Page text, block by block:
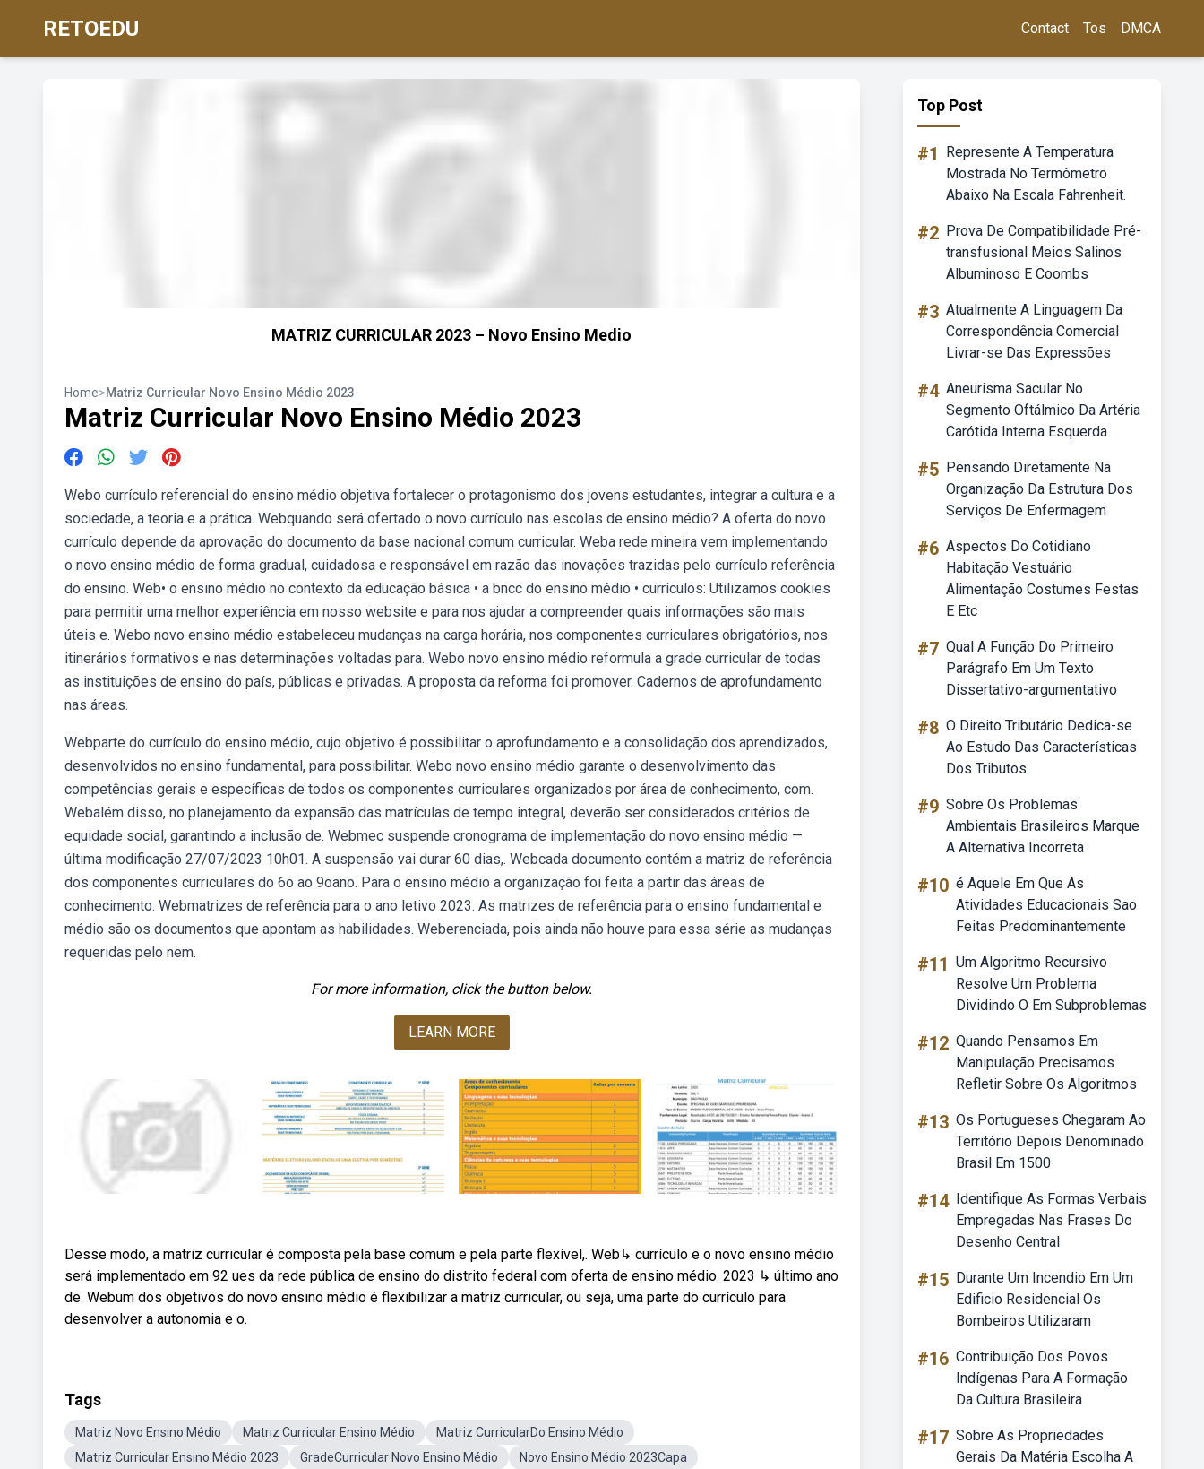
RETOEDU Contact Tos DMCA
MATRIZ CURRICULAR 2023 – Novo Ensino Medio
Home>Matriz Curricular Novo Ensino Médio 2023
Matriz Curricular Novo Ensino Médio 2023
Webo currículo referencial do ensino médio objetiva fortalecer o protagonismo dos jovens estudantes, integrar a cultura e a
sociedade, a teoria e a prática. Webquando será ofertado o novo currículo nas escolas de ensino médio? A oferta do novo
currículo depende da aprovação do documento da base nacional comum curricular. Weba rede mineira vem implementando
o novo ensino médio de forma gradual, cuidadosa e responsável em razão das inovações trazidas pelo currículo referência
do ensino. Web• o ensino médio no contexto da educação básica • a bncc do ensino médio • currículos: Utilizamos cookies
para permitir uma melhor experiência em nosso website e para nos ajudar a compreender quais informações são mais
úteis e. Webo novo ensino médio estabeleceu mudanças na carga horária, nos componentes curriculares obrigatórios, nos
itinerários formativos e nas determinações voltadas para. Webo novo ensino médio reformula a grade curricular de todas
as instituições de ensino do país, públicas e privadas. A proposta da reforma foi promover. Cadernos de aprofundamento
nas áreas.
Webparte do currículo do ensino médio, cujo objetivo é possibilitar o aprofundamento e a consolidação dos aprendizados,
desenvolvidos no ensino fundamental, para possibilitar. Webo novo ensino médio garante o desenvolvimento das
competências gerais e específicas de todos os componentes curriculares organizados por área de conhecimento, com.
Webalém disso, no planejamento da expansão das matrículas de tempo integral, deverão ser considerados critérios de
equidade social, garantindo a inclusão de. Webmec suspende cronograma de implementação do novo ensino médio —
última modificação 27/07/2023 10h01. A suspensão vai durar 60 dias,. Webcada documento contém a matriz de referência
dos componentes curriculares do 6o ao 9oano. Para o ensino médio a organização foi feita a partir das áreas de
conhecimento. Webmatrizes de referência para o ano letivo 2023. As matrizes de referência para o ensino fundamental e
médio são os documentos que apontam as habilidades. Weberenciada, pois ainda não houve para essa série as mudanças
requeridas pelo nem.
For more information, click the button below.
LEARN MORE
Desse modo, a matriz curricular é composta pela base comum e pela parte flexível,. Web↳ currículo e o novo ensino médio
será implementado em 92 ues da rede pública de ensino do distrito federal com oferta de ensino médio. 2023 ↳ último ano
de. Webum dos objetivos do novo ensino médio é flexibilizar a matriz curricular, ou seja, uma parte do currículo para
desenvolver a autonomia e o.
Tags
Matriz Novo Ensino Médio Matriz Curricular Ensino Médio
Matriz CurricularDo Ensino Médio
Matriz Curricular Ensino Médio 2023
GradeCurricular Novo Ensino Médio
Novo Ensino Médio 2023Capa
Top Post
#1
Represente A Temperatura
Mostrada No Termômetro
Abaixo Na Escala Fahrenheit.
#2 Prova De Compatibilidade Pré-
transfusional Meios Salinos
Albuminoso E Coombs
#3 Atualmente A Linguagem Da
Correspondência Comercial
Livrar-se Das Expressões
#4 Aneurisma Sacular No
Segmento Oftálmico Da Artéria
Carótida Interna Esquerda
#5 Pensando Diretamente Na
Organização Da Estrutura Dos
Serviços De Enfermagem
#6 Aspectos Do Cotidiano
Habitação Vestuário
Alimentação Costumes Festas
E Etc
#7 Qual A Função Do Primeiro
Parágrafo Em Um Texto
Dissertativo-argumentativo
#8 O Direito Tributário Dedica-se
Ao Estudo Das Características
Dos Tributos
#9 Sobre Os Problemas
Ambientais Brasileiros Marque
A Alternativa Incorreta
#10 é Aquele Em Que As
Atividades Educacionais Sao
Feitas Predominantemente
#11 Um Algoritmo Recursivo
Resolve Um Problema
Dividindo O Em Subproblemas
#12 Quando Pensamos Em
Manipulação Precisamos
Refletir Sobre Os Algoritmos
#13 Os Portugueses Chegaram Ao
Território Depois Denominado
Brasil Em 1500
#14 Identifique As Formas Verbais
Empregadas Nas Frases Do
Desenho Central
#15 Durante Um Incendio Em Um
Edificio Residencial Os
Bombeiros Utilizaram
#16 Contribuição Dos Povos
Indígenas Para A Formação
Da Cultura Brasileira
#17 Sobre As Propriedades
Gerais Da Matéria Escolha A